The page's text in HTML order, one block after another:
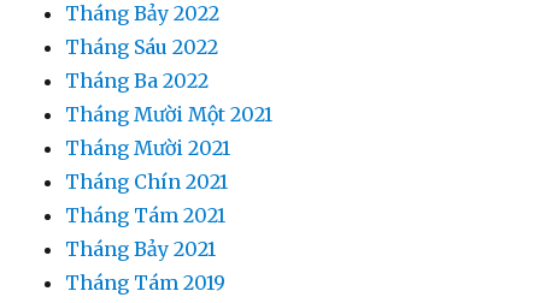
Tháng Bảy 2022
Tháng Sáu 2022
Tháng Ba 2022
Tháng Mười Một 2021
Tháng Mười 2021
Tháng Chín 2021
Tháng Tám 2021
Tháng Bảy 2021
Tháng Tám 2019